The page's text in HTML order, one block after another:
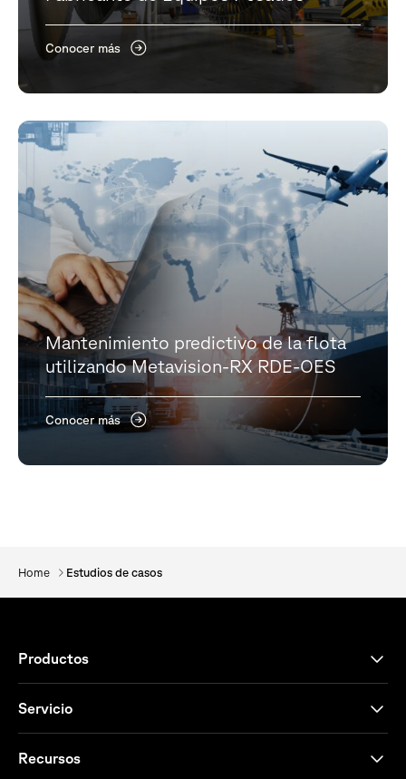
Conocer más
Mantenimiento predictivo de la flota
utilizando Metavision-RX RDE-OES
Conocer más
Home Estudios de casos
Productos
Servicio
Recursos